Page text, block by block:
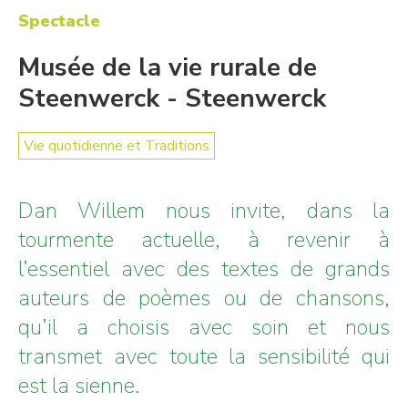
Spectacle
Musée de la vie rurale de
Steenwerck - Steenwerck
Vie quotidienne et Traditions
Dan Willem nous invite, dans la
tourmente actuelle, à revenir à
l’essentiel avec des textes de grands
auteurs de poèmes ou de chansons,
qu’il a choisis avec soin et nous
transmet avec toute la sensibilité qui
est la sienne.